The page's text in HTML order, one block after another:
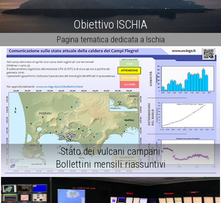
Obiettivo ISCHIA
Pagina tematica dedicata a Ischia
Stato dei vulcani campani
Bollettini mensili riassuntivi